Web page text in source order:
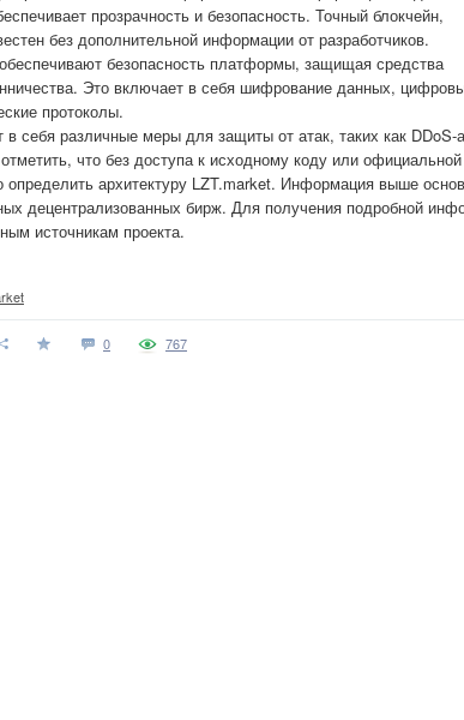
прозрачность и безопасность. Точный блокчейн,
без дополнительной информации от разработчиков.
безопасность платформы, защищая средства
Это включает в себя шифрование данных,
протоколы.
себя различные меры для защиты от атак, таких как DDoS-
что без доступа к исходному коду или официальной
определить архитектуру LZT.market. Информация выше
децентрализованных бирж. Для получения подробной
источникам проекта.
0 767